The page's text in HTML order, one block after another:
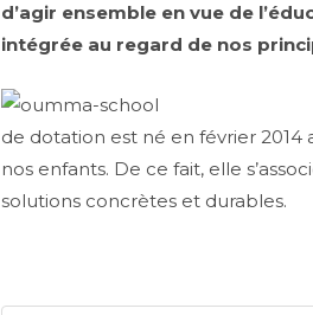
d’agir ensemble en vue de
intégrée au regard de nos
de dotation est né en février 2014
nos enfants. De ce fait, elle
solutions concrètes et durables.